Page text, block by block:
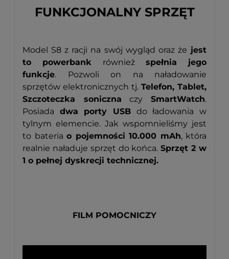
FUNKCJONALNY SPRZĘT
Model S8 z racji na swój wygląd oraz że jest
to powerbank również spełnia jego
funkcje. Pozwoli on na naładowanie
sprzętów elektronicznych tj. Telefon, Tablet,
Szczoteczka soniczna czySmartWatch.
Posiada dwa porty USB do ładowania w
tylnym elemencie. Jak wspomnieliśmy jest
to bateria o pojemności 10.000 mAh, która
realnie naładuje sprzęt do końca.Sprzęt 2 w
1 o pełnej dyskrecji technicznej.
FILM POMOCNICZY